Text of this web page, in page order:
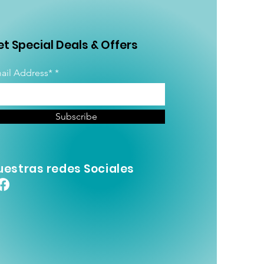
Special Deals & Offers
Address*
Subscribe
redes Sociales